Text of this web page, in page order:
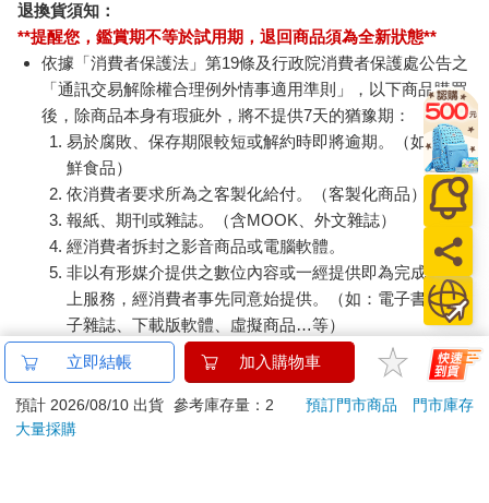
退換貨須知：
**提醒您，鑑賞期不等於試用期，退回商品須為全新狀態**
依據「消費者保護法」第19條及行政院消費者保護處公告之
「通訊交易解除權合理例外情事適用準則」，以下商品購買
後，除商品本身有瑕疵外，將不提供7天的猶豫期：
易於腐敗、保存期限較短或解約時即將逾期。（如：生
鮮食品）
依消費者要求所為之客製化給付。（客製化商品）
報紙、期刊或雜誌。（含MOOK、外文雜誌）
經消費者拆封之影音商品或電腦軟體。
非以有形媒介提供之數位內容或一經提供即為完成之線
上服務，經消費者事先同意始提供。（如：電子書、電
子雜誌、下載版軟體、虛擬商品…等）
已拆封之個人衛生用品。（如：內衣褲、刮鬍刀、除毛
若非上列種類商品，均享有到貨7天的猶豫期（含例假
日）。
立即結帳 加入購物車
預計 2026/08/10 出貨 參考庫存量：2 預訂門市商品
門市庫存
大量採購